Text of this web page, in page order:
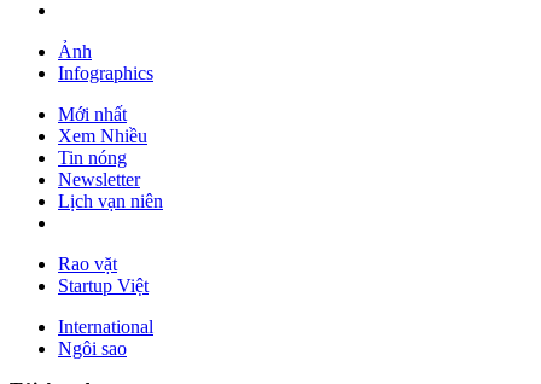
Ảnh
Infographics
Mới nhất
Xem Nhiều
Tin nóng
Newsletter
Lịch vạn niên
Rao vặt
Startup Việt
International
Ngôi sao